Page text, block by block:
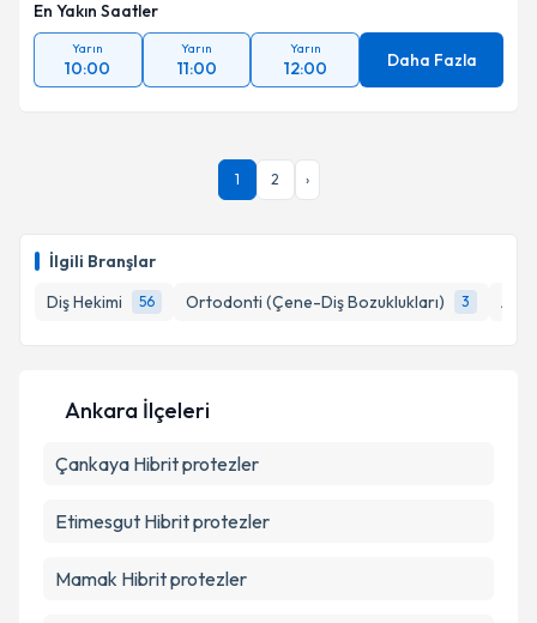
İlgili Branşlar
Diş Hekimi
56 Ortodonti (Çene-Diş Bozuklukları) 3
En Yakın Saatler
Yarın
10:00
Yarın
11:00
Yarın
12:00 Daha Fazla
1 2 ›
Ankara İlçeleri
Çankaya Hibrit protezler
Etimesgut Hibrit protezler
Mamak Hibrit protezler